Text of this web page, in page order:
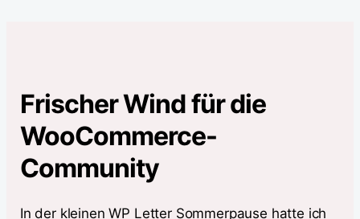
Frischer Wind für die
WooCommerce-
Community
In der kleinen WP Letter Sommerpause hatte ich